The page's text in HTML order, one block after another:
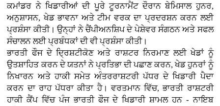
ਕਮਾਂਡਰ ਨੇ ਖਿਡਾਰੀਆਂ ਦੀ ਪੂਰੇ ਟੂਰਨਾਮੈਂਟ ਦੌਰਾਨ ਬੇਮਿਸਾਲ ਹੁਨਰ,
ਅਨੁਸ਼ਾਸਨ, ਖੇਡ ਭਾਵਨਾ ਅਤੇ ਟੀਮ ਵਰਕ ਦਾ ਪ੍ਰਦਰਸ਼ਨ ਕਰਨ ਲਈ
ਪ੍ਰਸ਼ੰਸਾ ਕੀਤੀ। ਉਨ੍ਹਾਂ ਨੇ ਚੈਂਪੀਅਨਸ਼ਿਪ ਦੇ ਪੇਸ਼ੇਵਰ ਸੰਗਠਨ ਅਤੇ ਸਫਲ
ਸੰਚਾਲਨ ਲਈ ਪ੍ਰਬੰਧਕਾਂ ਦੀ ਵੀ ਪ੍ਰਸ਼ੰਸਾ ਕੀਤੀ।
ਭਾਰਤੀ ਫੌਜ ਦੇ ਦ੍ਰਿਸ਼ਟੀਕੋਣ ਅਤੇ ਰਾਸ਼ਟਰ ਨਿਰਮਾਣ ਲਈ ਖੇਡਾਂ ਨੂੰ
ਉਤਸ਼ਾਹਿਤ ਕਰਨ ਦੇ ਯਤਨਾਂ ਨੇ ਪ੍ਰਤਿਭਾ ਦੀ ਪਛਾਣ ਕਰਨ, ਖੇਡ ਹੁਨਰਾਂ ਨੂੰ
ਨਿਖਾਰਨ ਅਤੇ ਹਾਕੀ ਸਮੇਤ ਅੰਤਰਰਾਸ਼ਟਰੀ ਪੱਧਰ ਦੇ ਖਿਡਾਰੀ ਪੈਦਾ
ਕਰਨ ਦਾ ਰਾਹ ਪੱਧਰਾ ਕੀਤਾ ਹੈ। ਵਰਤਮਾਨ ਵਿੱਚ, ਭਾਰਤੀ ਰਾਸ਼ਟਰੀ
ਹਾਕੀ ਕੈਂਪ ਵਿੱਚ ਪੰਜ ਭਾਰਤੀ ਫੌਜ ਦੇ ਖਿਡਾਰੀ ਸ਼ਾਮਲ ਹਨ - ਨਾਇਬ